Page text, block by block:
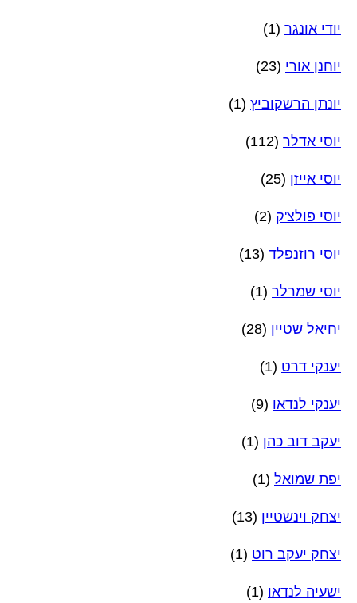
יודי אונגר (1)
יוחנן אורי (23)
יונתן הרשקוביץ (1)
יוסי אדלר (112)
יוסי אייזן (25)
יוסי פולצ'ק (2)
יוסי רוזנפלד (13)
יוסי שמרלר (1)
יחיאל שטיין (28)
יענקי דרט (1)
יענקי לנדאו (9)
יעקב דוב כהן (1)
יפת שמואל (1)
יצחק וינשטיין (13)
יצחק יעקב רוט (1)
ישעיה לנדאו (1)